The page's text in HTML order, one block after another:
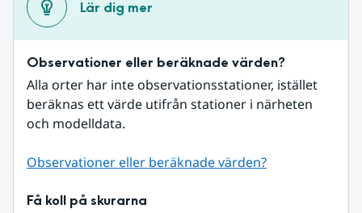
Lär dig mer
Observationer eller beräknade värden?
Alla orter har inte observationsstationer, istället
beräknas ett värde utifrån stationer i närheten
och modelldata.
Observationer eller beräknade värden?
Få koll på skurarna